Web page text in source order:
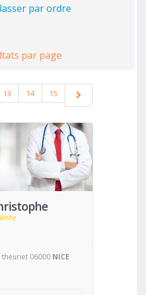
par ordre
par page
13 14 15
Voir
06000 NICE